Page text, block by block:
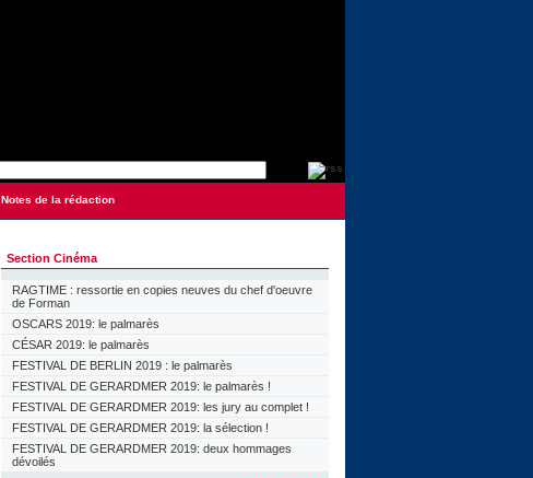
Notes de la rédaction
Section Cinéma
RAGTIME : ressortie en copies neuves du chef d'oeuvre
de Forman
OSCARS 2019: le palmarès
CÉSAR 2019: le palmarès
FESTIVAL DE BERLIN 2019 : le palmarès
FESTIVAL DE GERARDMER 2019: le palmarès !
FESTIVAL DE GERARDMER 2019: les jury au complet !
FESTIVAL DE GERARDMER 2019: la sélection !
FESTIVAL DE GERARDMER 2019: deux hommages
dévoilés